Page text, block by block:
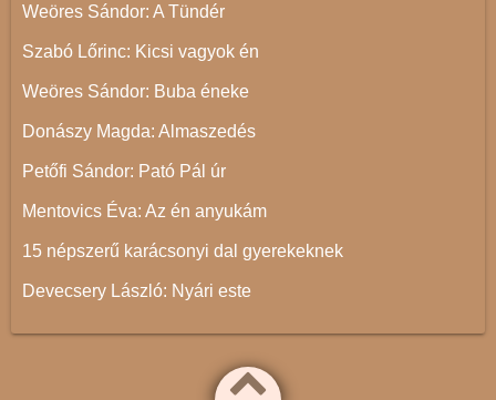
Weöres Sándor: A Tündér
Szabó Lőrinc: Kicsi vagyok én
Weöres Sándor: Buba éneke
Donászy Magda: Almaszedés
Petőfi Sándor: Pató Pál úr
Mentovics Éva: Az én anyukám
15 népszerű karácsonyi dal gyerekeknek
Devecsery László: Nyári este